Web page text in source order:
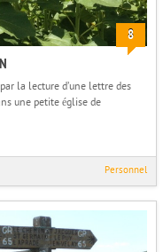
8
la lecture d’une lettre des
une petite église de
Personnel